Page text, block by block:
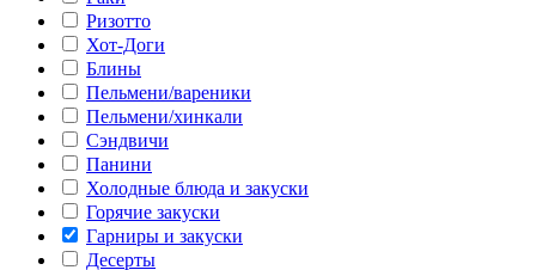
Ризотто
Хот-Доги
Блины
Пельмени/вареники
Пельмени/хинкали
Сэндвичи
Панини
Холодные блюда и закуски
Горячие закуски
Гарниры и закуски
Десерты